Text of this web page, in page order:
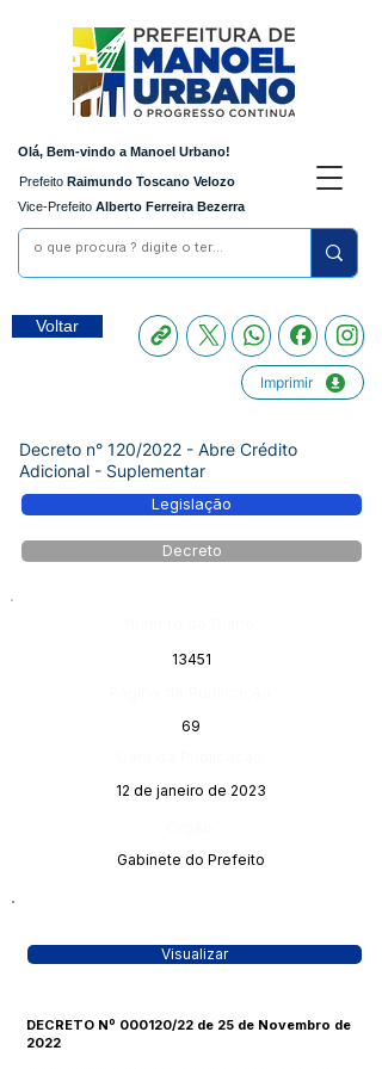
Olá, Bem-vindo a Manoel Urbano!
Prefeito Raimundo Toscano Velozo
Vice-Prefeito Alberto Ferreira Bezerra
Voltar
Imprimir
Decreto n° 120/2022 - Abre Crédito
Adicional - Suplementar
Legislação
Decreto
13451
69
12 de janeiro de 2023
Gabinete do Prefeito
Visualizar
DECRETO Nº 000120/22 de 25 de Novembro de
2022